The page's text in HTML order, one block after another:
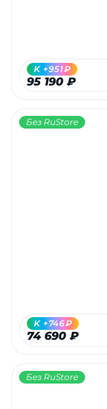
95 190 ₽
K +951₽
Без RuStore
74 690 ₽
K +746₽
Без RuStore